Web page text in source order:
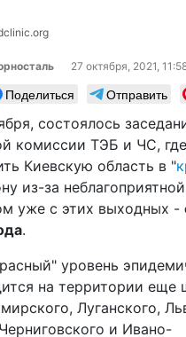
27 октября, 2021,
Поделиться Отправить
состоялось
комиссии ТЭБ и ЧС,
Киевскую область в "
из-за
уже с этих выходных -
.
уровень
на территории еще
Луганского,
и Ивано-